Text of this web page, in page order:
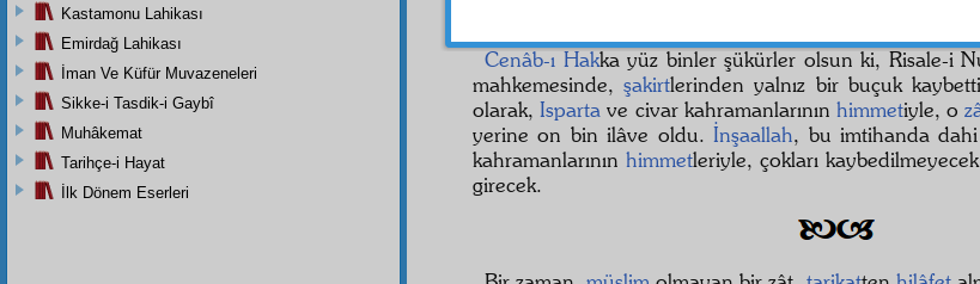
Cenâb-ı Hakka yüz binler şükürler olsun ki, Risale-i
mahkemesinde,şakirtlerinden yalnız bir buçuk
olarak,Isparta ve civar kahramanlarının himmetiyle, o
yerine on bin ilâve oldu.İnşaallah, bu imtihanda
kahramanlarınınhimmetleriyle, çokları
girecek.
Kastamonu Lahikası
Emirdağ Lahikası
İman Ve Küfür Muvazeneleri
Sikke-i Tasdik-i Gaybî
Muhâkemat
Tarihçe-i Hayat
İlk Dönem Eserleri